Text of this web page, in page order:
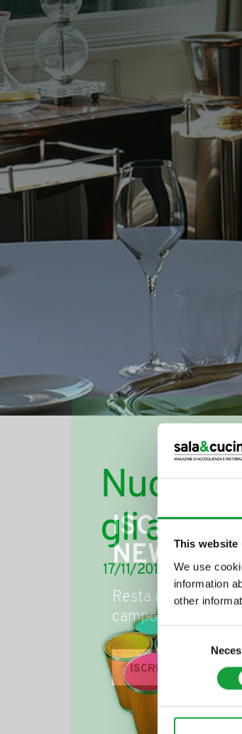
This website
We use
information
other
Consent
Selection
Nuovi
gli
17/11/2011
ISCRIVITI
Resta aggiornato
campo della
ISCRIVITI